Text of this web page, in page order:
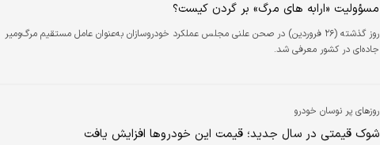
مسؤولیت «ارابه های مرگ» بر گردن کیست؟
روز گذشته (۲۶ فروردین) در صحن علنی مجلس عملکرد خودروسازان به‌‌‌عنوان عامل مستقیم مرگ‌‌‌ومیر
جاده‌‌‌ای در کشور معرفی شد.
روزهای پر نوسان خودرو
شوک قیمتی در سال جدید؛ قیمت این خودروها افزایش یافت